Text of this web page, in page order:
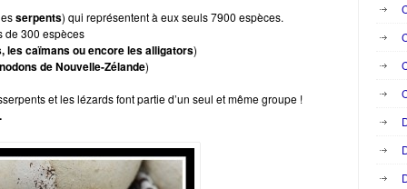
serpents) qui représentent à eux seuls 7900 espèces.
de 300 espèces
les caïmans ou encore les alligators)
de Nouvelle-Zélande)
et les lézards font partie d’un seul et même groupe !